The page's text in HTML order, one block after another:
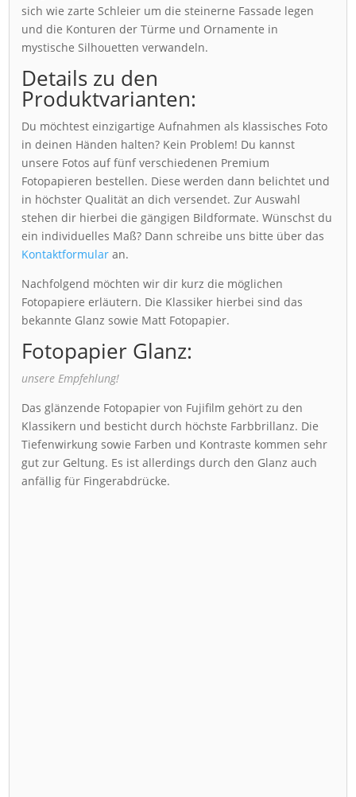
sich wie zarte Schleier um die steinerne Fassade legen
und die Konturen der Türme und Ornamente in
mystische Silhouetten verwandeln.
Details zu den
Produktvarianten:
Du möchtest einzigartige Aufnahmen als klassisches Foto
in deinen Händen halten? Kein Problem! Du kannst
unsere Fotos auf fünf verschiedenen Premium
Fotopapieren bestellen. Diese werden dann belichtet und
in höchster Qualität an dich versendet. Zur Auswahl
stehen dir hierbei die gängigen Bildformate. Wünschst du
ein individuelles Maß? Dann schreibe uns bitte über das
Kontaktformular an.
Nachfolgend möchten wir dir kurz die möglichen
Fotopapiere erläutern. Die Klassiker hierbei sind das
bekannte Glanz sowie Matt Fotopapier.
Fotopapier Glanz:
unsere Empfehlung!
Das glänzende Fotopapier von Fujifilm gehört zu den
Klassikern und besticht durch höchste Farbbrillanz. Die
Tiefenwirkung sowie Farben und Kontraste kommen sehr
gut zur Geltung. Es ist allerdings durch den Glanz auch
anfällig für Fingerabdrücke.